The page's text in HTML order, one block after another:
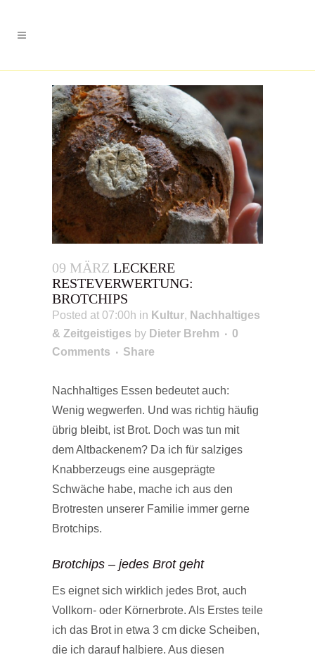
09 MÄRZ LECKERE
RESTEVERWERTUNG:
BROTCHIPS
Posted at 07:00h in Kultur, Nachhaltiges
& Zeitgeistiges by Dieter Brehm
0
Comments
Share
Nachhaltiges Essen bedeutet auch:
Wenig wegwerfen. Und was richtig häufig
übrig bleibt, ist Brot. Doch was tun mit
dem Altbackenem? Da ich für salziges
Knabberzeugs eine ausgeprägte
Schwäche habe, mache ich aus den
Brotresten unserer Familie immer gerne
Brotchips.
Brotchips – jedes Brot geht
Es eignet sich wirklich jedes Brot, auch
Vollkorn- oder Körnerbrote. Als Erstes teile
ich das Brot in etwa 3 cm dicke Scheiben,
die ich darauf halbiere. Aus diesen